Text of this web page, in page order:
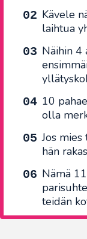
Kävele
laihtua
Näihin 4
10
olla
Jos
hän
Nämä
teidän